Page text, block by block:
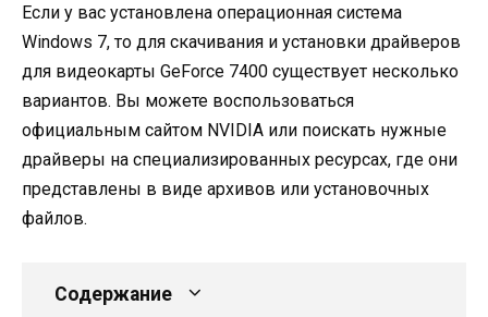
Если у вас установлена операционная система
Windows 7, то для скачивания и установки драйверов
для видеокарты GeForce 7400 существует несколько
вариантов. Вы можете воспользоваться
официальным сайтом NVIDIA или поискать нужные
драйверы на специализированных ресурсах, где они
представлены в виде архивов или установочных
файлов.
Содержание